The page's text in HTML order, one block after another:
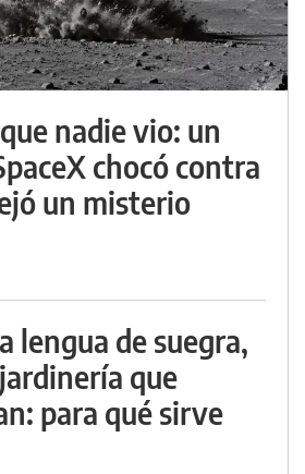
nadie vio: un
chocó contra
un misterio
lengua de suegra,
que
para qué sirve